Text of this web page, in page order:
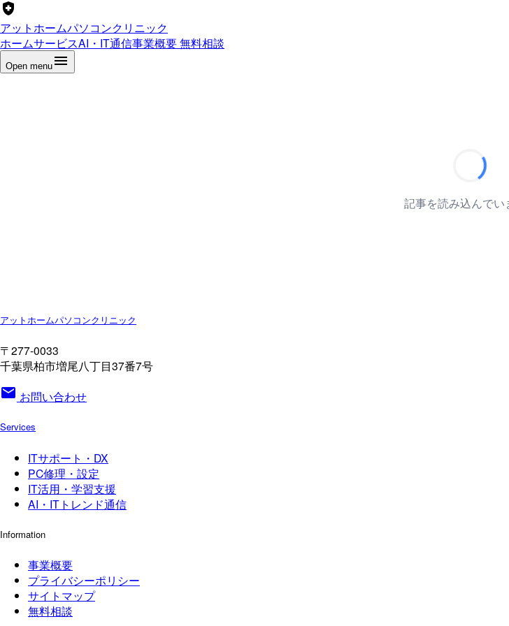
アットホームパソコンクリニック
ホームサービスAI・IT通信事業概要無料相談
Open menu
記事を読み込んでい
アットホームパソコンクリニック
〒277-0033
千葉県柏市増尾八丁目37番7号
mail お問い合わせ
Services
ITサポート・DX
PC修理・設定
IT活用・学習支援
AI・ITトレンド通信
Information
事業概要
プライバシーポリシー
サイトマップ
無料相談